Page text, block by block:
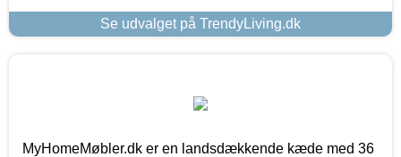
Se udvalget på TrendyLiving.dk
MyHomeMøbler.dk er en landsdækkende kæde med 36